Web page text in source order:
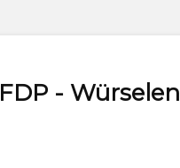
FDP - Würselen